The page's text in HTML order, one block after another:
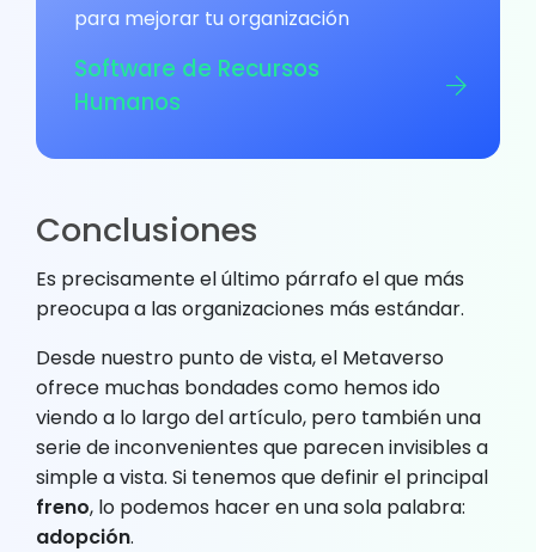
para mejorar tu organización
Software de Recursos
Humanos
Conclusiones
Es precisamente el último párrafo el que más
preocupa a las organizaciones más estándar.
Desde nuestro punto de vista, el Metaverso
ofrece muchas bondades como hemos ido
viendo a lo largo del artículo, pero también una
serie de inconvenientes que parecen invisibles a
simple a vista. Si tenemos que definir el principal
freno, lo podemos hacer en una sola palabra:
adopción.